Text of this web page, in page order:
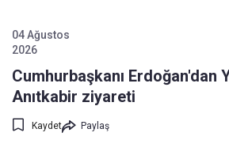
04 Ağustos
2026
Cumhurbaşkanı Erdoğan'dan
Anıtkabir ziyareti
Kaydet Paylaş